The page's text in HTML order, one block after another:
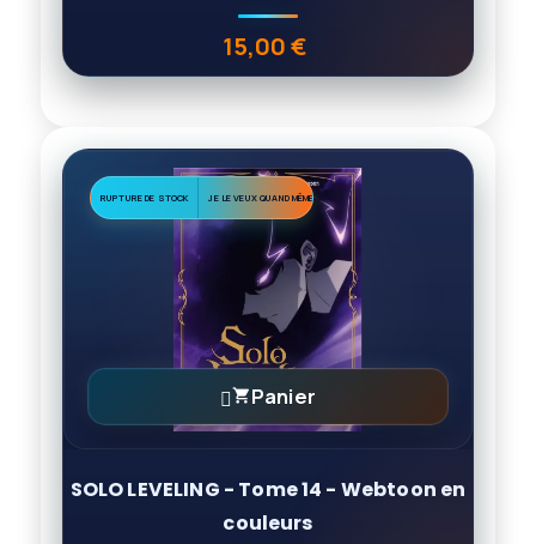
Prix
15,00 €
RUPTURE DE STOCK JE LE VEUX QUAND MÊME
Panier
SOLO LEVELING - Tome 14 - Webtoon en
couleurs